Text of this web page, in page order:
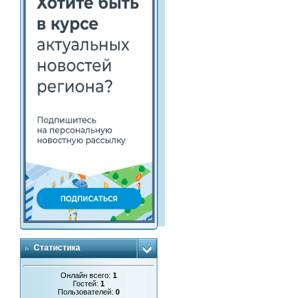
Статистика
Онлайн всего:1
Гостей:1
Пользователей:0